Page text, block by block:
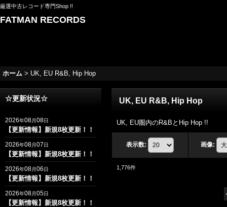
厳選中古レコード専門Shop !!
FATMAN RECORDS
ホーム > UK, EU R&B, Hip Hop
☆更新状況☆
2026年08月08日
【更新情報】新規8枚更新！！
2026年08月07日
【更新情報】新規8枚更新！！
2026年08月06日
【更新情報】新規8枚更新！！
2026年08月05日
【更新情報】新規8枚更新！！
UK, EU R&B, Hip Hop
UK, EU圏内のR&BとHip Hop !!
表示数: 画像:
1,776件